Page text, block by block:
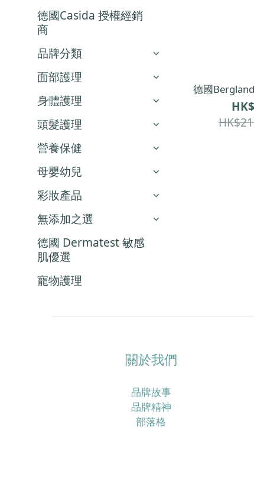
德國Casida 授權經銷
商
品牌分類
面部護理
身體護理
頭髮護理
營養保健
母嬰幼兒
彩妝產品
無添加之選
德國 Dermatest 敏感
肌優選
寵物護理
德國
關於我們
品牌故事
品牌精神
部落格